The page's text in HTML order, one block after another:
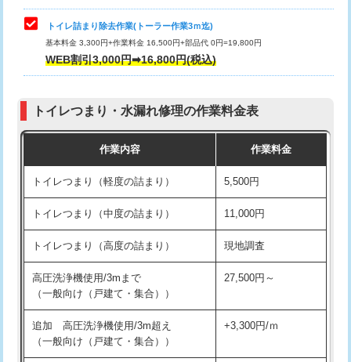
トイレ詰まり除去作業(トーラー作業3ｍ迄)
基本料金 3,300円+作業料金 16,500円+部品代 0円=19,800円
WEB割引3,000円➡16,800円(税込)
トイレつまり・水漏れ修理の作業料金表
作業内容 作業料金
トイレつまり（軽度の詰まり） 5,500円
トイレつまり（中度の詰まり） 11,000円
トイレつまり（高度の詰まり） 現地調査
高圧洗浄機使用/3mまで
（一般向け（戸建て・集合））
27,500円～
追加 高圧洗浄機使用/3m超え
（一般向け（戸建て・集合））
+3,300円/ｍ